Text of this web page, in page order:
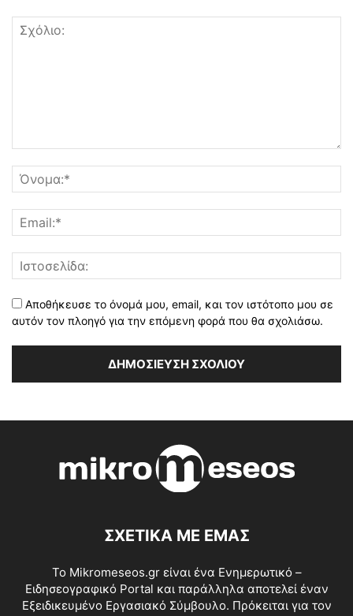
Αποθήκευσε το όνομά μου, email, και τον ιστότοπο μου σε
αυτόν τον πλοηγό για την επόμενη φορά που θα σχολιάσω.
ΣΧΕΤΙΚΑ ΜΕ ΕΜΑΣ
Το Mikromeseos.gr είναι ένα Ενημερωτικό –
Ειδησεογραφικό Portal και παράλληλα αποτελεί έναν
Εξειδικευμένο Εργασιακό Σύμβουλο. Πρόκειται για τον